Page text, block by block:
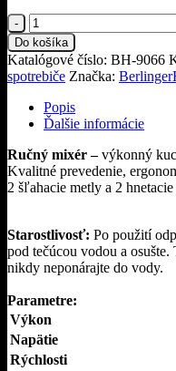
množstvo
Ručný
mixér
200W
strieborný
BerlingerHaus
Do košíka
Katalógové číslo: BH-9066
spotrebiče Značka:
Popis
Ďalšie informácie
Ručný mixér –výkonný
Kvalitné prevedenie,
2 šľahacie metly a 2
Starostlivosť: Po použití
pod tečúcou vodou a
nikdy neponárajte do vody.
Parametre:
Výkon
Napätie
Rýchlosti